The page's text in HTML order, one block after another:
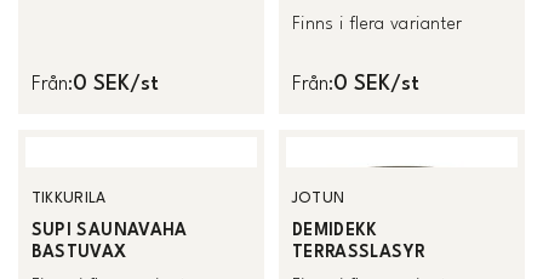
Från:0 SEK/st
Finns i flera varianter
Från:0 SEK/st
TIKKURILA
SUPI SAUNAVAHA
BASTUVAX
JOTUN
DEMIDEKK
TERRASSLASYR